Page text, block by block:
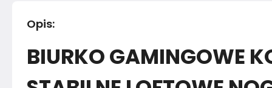
Podświetlenie LED
Przepust na kable Tak
Materiał Płyta laminowana
Opis:
BIURKO GAMINGOWE